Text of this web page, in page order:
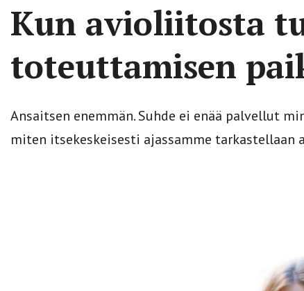
Kun avioliitosta
toteuttamisen
Ansaitsen enemmän. Suhde ei enää palvellut
miten itsekeskeisesti ajassamme tarkastellaan